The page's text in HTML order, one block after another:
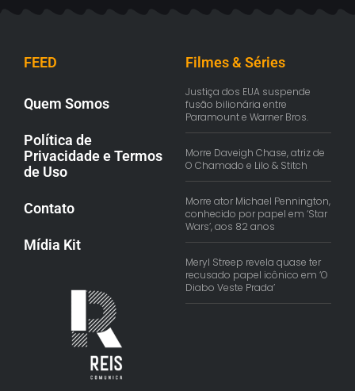
FEED
Quem Somos
Política de
Privacidade e Termos
de Uso
Contato
Mídia Kit
Filmes & Séries
Justiça dos EUA suspende
fusão bilionária entre
Paramount e Warner Bros.
Morre Daveigh Chase, atriz de
O Chamado e Lilo & Stitch
Morre ator Michael Pennington,
conhecido por papel em ‘Star
Wars’, aos 82 anos
Meryl Streep revela quase ter
recusado papel icônico em ‘O
Diabo Veste Prada’